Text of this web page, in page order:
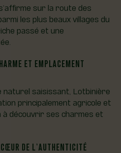
sur la route des
les plus beaux villages du
passé et une
ET EMPLACEMENT
naturel saisissant, Lotbinière
principalement agricole et
découvrir ses charmes et
DE L’AUTHENTICITÉ